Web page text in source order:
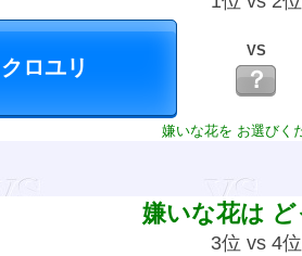
VS
？
嫌いな花を お選びく
嫌いな花は ど
3位 vs 4位